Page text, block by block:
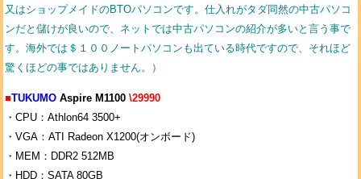
又はショップメイドのBTOパソコンです。仕入れがタダ同然の中古パソコ
ンだと儲けが良いので、ネットでは中古パソコンの紹介が多いと言う事で
す。海外では＄１００ノートパソコンも出ている時代ですので、それほど
驚くほどの事ではありません。）
■TUKUMO Aspire M1100 \29990
・CPU：Athlon64 3500+
・VGA：ATI Radeon X1200(オンボード)
・MEM：DDR2 512MB
・HDD：SATA 80GB